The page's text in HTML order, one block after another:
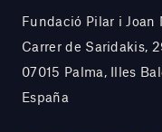
Fundació Pilar i Joan
Carrer de Saridakis,
07015 Palma, Illes
España